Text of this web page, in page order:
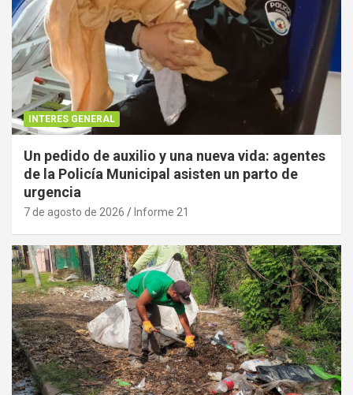
INTERES GENERAL
Un pedido de auxilio y una nueva vida: agentes
de la Policía Municipal asisten un parto de
urgencia
7 de agosto de 2026 Informe 21